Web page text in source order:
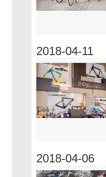
2018-04-11
2018-04-06